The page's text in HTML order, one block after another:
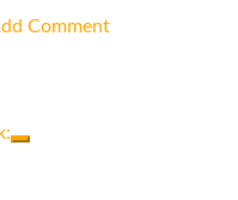
Comment